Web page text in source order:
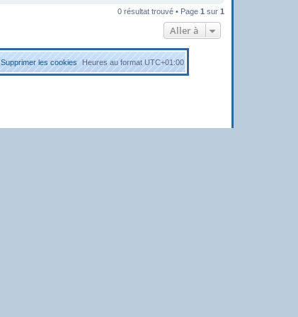
0 résultat trouvé • Page 1 sur 1
Aller à
Heures au formatUTC+01:00
Supprimer les cookies